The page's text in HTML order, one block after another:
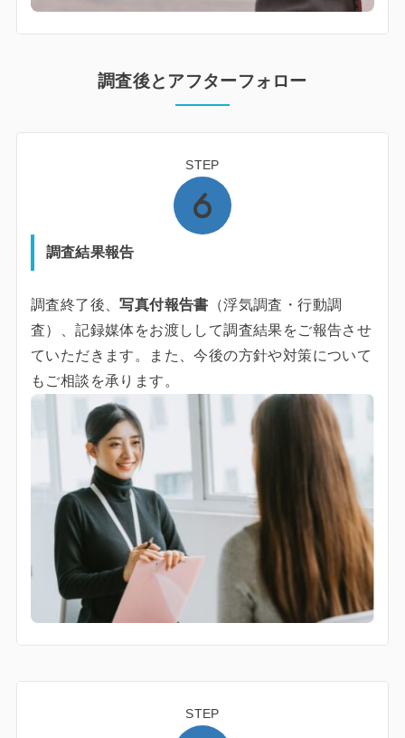
調査後とアフターフォロー
STEP
調査結果報告
調査終了後、写真付報告書 （浮気調査・行動調
査）、記録媒体をお渡しして調査結果をご報告させ
ていただきます。また、今後の方針や対策について
もご相談を承ります。
STEP